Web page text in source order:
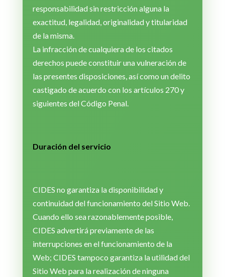
responsabilidad sin restricción alguna la
exactitud, legalidad, originalidad y titularidad
de la misma.
La infracción de cualquiera de los citados
derechos puede constituir una vulneración de
las presentes disposiciones, así como un delito
castigado de acuerdo con los artículos 270 y
siguientes del Código Penal.
Duración del servicio
CIDES no garantiza la disponibilidad y
continuidad del funcionamiento del Sitio Web.
Cuando ello sea razonablemente posible,
CIDES advertirá previamente de las
interrupciones en el funcionamiento de la
Web; CIDES tampoco garantiza la utilidad del
Sitio Web para la realización de ninguna